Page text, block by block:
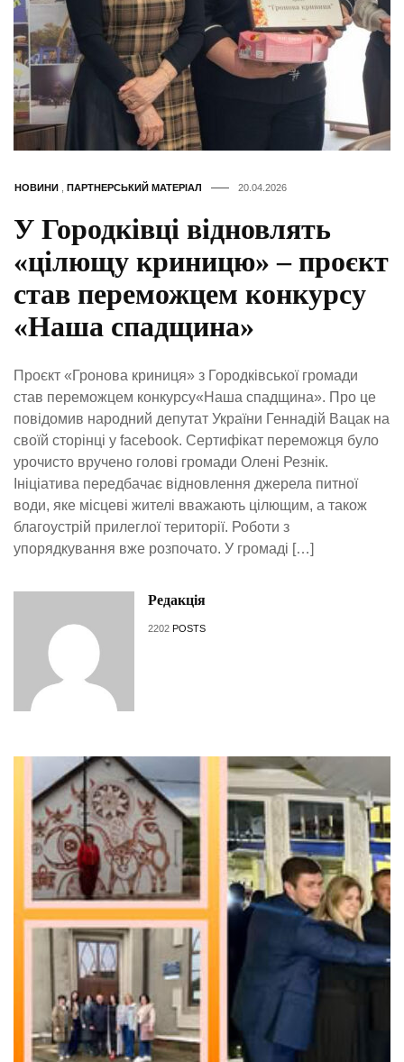
НОВИНИ ПАРТНЕРСЬКИЙ МАТЕРІАЛ 20.04.2026
У Городківці відновлять
«цілющу криницю» – проєкт
став переможцем конкурсу
«Наша спадщина»
Проєкт «Гронова криниця» з Городківської громади
став переможцем конкурсу«Наша спадщина». Про це
повідомив народний депутат України Геннадій Вацак на
своїй сторінці у facebook. Сертифікат переможця було
урочисто вручено голові громади Олені Резнік.
Ініціатива передбачає відновлення джерела питної
води, яке місцеві жителі вважають цілющим, а також
благоустрій прилеглої території. Роботи з
упорядкування вже розпочато. У громаді […]
Редакція
2202 POSTS